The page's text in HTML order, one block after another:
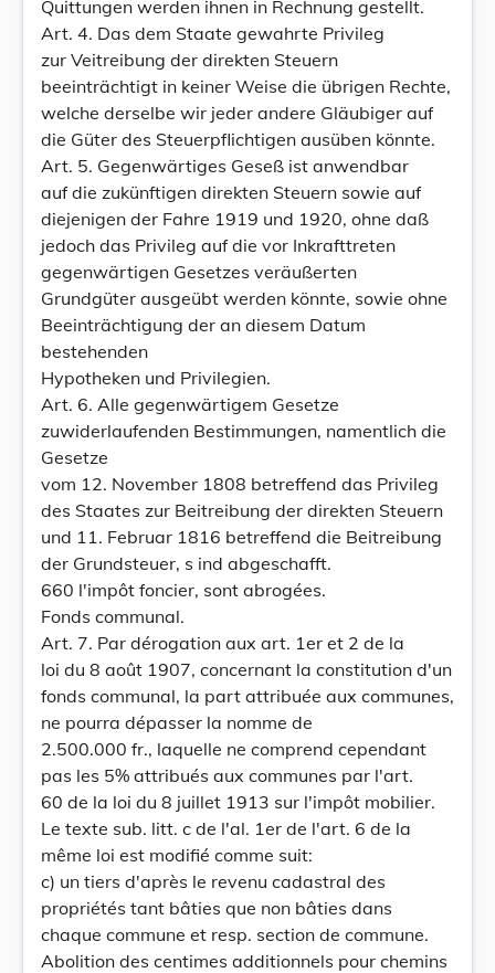
Quittungen werden ihnen in Rechnung gestellt.
Art. 4. Das dem Staate gewahrte Privileg
zur Veitreibung der direkten Steuern
beeinträchtigt in keiner Weise die übrigen Rechte,
welche derselbe wir jeder andere Gläubiger auf
die Güter des Steuerpflichtigen ausüben könnte.
Art. 5. Gegenwärtiges Geseß ist anwendbar
auf die zukünftigen direkten Steuern sowie auf
diejenigen der Fahre 1919 und 1920, ohne daß
jedoch das Privileg auf die vor Inkrafttreten
gegenwärtigen Gesetzes veräußerten
Grundgüter ausgeübt werden könnte, sowie ohne
Beeinträchtigung der an diesem Datum
bestehenden
Hypotheken und Privilegien.
Art. 6. Alle gegenwärtigem Gesetze
zuwiderlaufenden Bestimmungen, namentlich die
Gesetze
vom 12. November 1808 betreffend das Privileg
des Staates zur Beitreibung der direkten Steuern
und 11. Februar 1816 betreffend die Beitreibung
der Grundsteuer, s ind abgeschafft.
660 l'impôt foncier, sont abrogées.
Fonds communal.
Art. 7. Par dérogation aux art. 1er et 2 de la
loi du 8 août 1907, concernant la constitution d'un
fonds communal, la part attribuée aux communes,
ne pourra dépasser la nomme de
2.500.000 fr., laquelle ne comprend cependant
pas les 5% attribués aux communes par l'art.
60 de la loi du 8 juillet 1913 sur l'impôt mobilier.
Le texte sub. litt. c de l'al. 1er de l'art. 6 de la
même loi est modifié comme suit:
c) un tiers d'après le revenu cadastral des
propriétés tant bâties que non bâties dans
chaque commune et resp. section de commune.
Abolition des centimes additionnels pour chemins